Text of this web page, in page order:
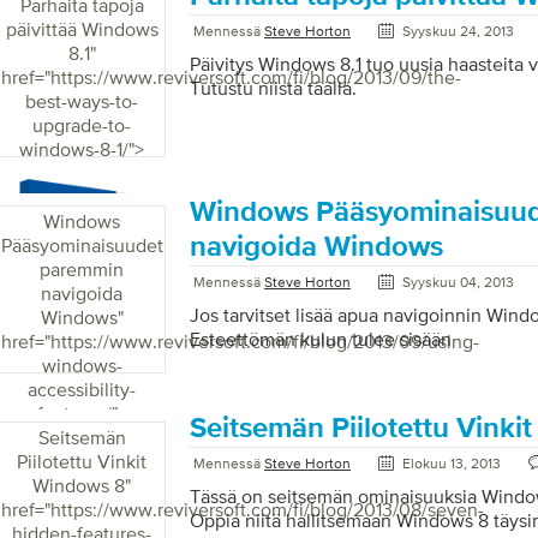
Parhaita tapoja
päivittää Windows
8.1"
href="https://www.reviversoft.com/fi/blog/2013/09/the-
best-ways-to-
upgrade-to-
windows-8-1/">
Mennessä Steve Horton Syyskuu 24, 2013
Päivitys Windows 8.1 tuo uusia haasteita
Tutustu niistä täällä.
Windows
Pääsyominaisuudet
paremmin
navigoida
Windows"
href="https://www.reviversoft.com/fi/blog/2013/09/using-
windows-
accessibility-
features/">
Windows
navigoida Windows
Mennessä Steve Horton Syyskuu 04, 2013
Jos tarvitset lisää apua navigoinnin
Esteettömän kulun tulee sisään
Seitsemän
Piilotettu Vinkit
Windows 8"
href="https://www.reviversoft.com/fi/blog/2013/08/seven-
hidden-features-
Seitsemän Piilotettu
Mennessä Steve Horton Elokuu 13, 2013
Tässä on seitsemän ominaisuuksia
Oppia niitä hallitsemaan Windows 8